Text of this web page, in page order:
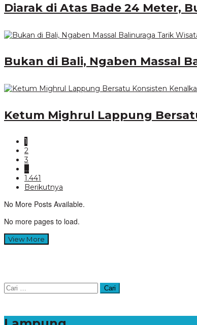
Diarak di Atas Bade 24 Meter,
Bukan di Bali, Ngaben Massal
Ketum Mighrul Lappung
1
2
3
…
1.441
Berikutnya
No More Posts Available.
No more pages to load.
View More
Cari
untuk: